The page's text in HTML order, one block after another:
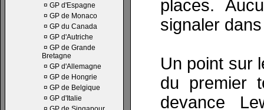
¤ GP d'Espagne
¤ GP de Monaco
¤ GP du Canada
¤ GP d'Autriche
¤ GP de Grande
Bretagne
¤ GP d'Allemagne
¤ GP de Hongrie
¤ GP de Belgique
¤ GP d'Italie
places.
signaler
Un point sur
du premier
devance